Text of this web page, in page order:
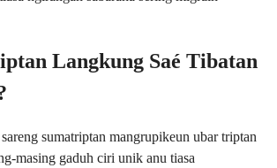
Langkung Saé Tibatan
sumatriptan mangrupikeun ubar triptan
masing gaduh ciri unik anu tiasa